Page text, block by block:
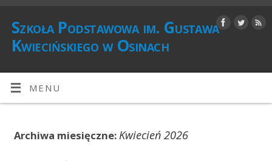
Szkoła Podstawowa im. Gustawa
Kwiecińskiego w Osinach
MENU
Archiwa miesięczne: Kwiecień 2026